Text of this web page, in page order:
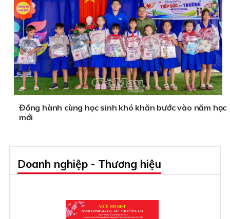
Đồng hành cùng học sinh khó khăn bước vào năm học
mới
Doanh nghiệp - Thương hiệu